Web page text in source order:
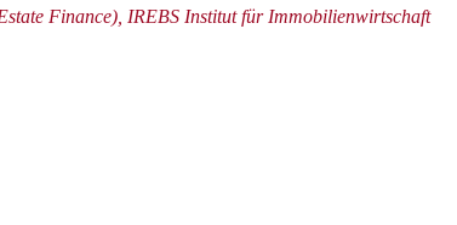
Finance), IREBS Institut für Immobilienwirtschaft